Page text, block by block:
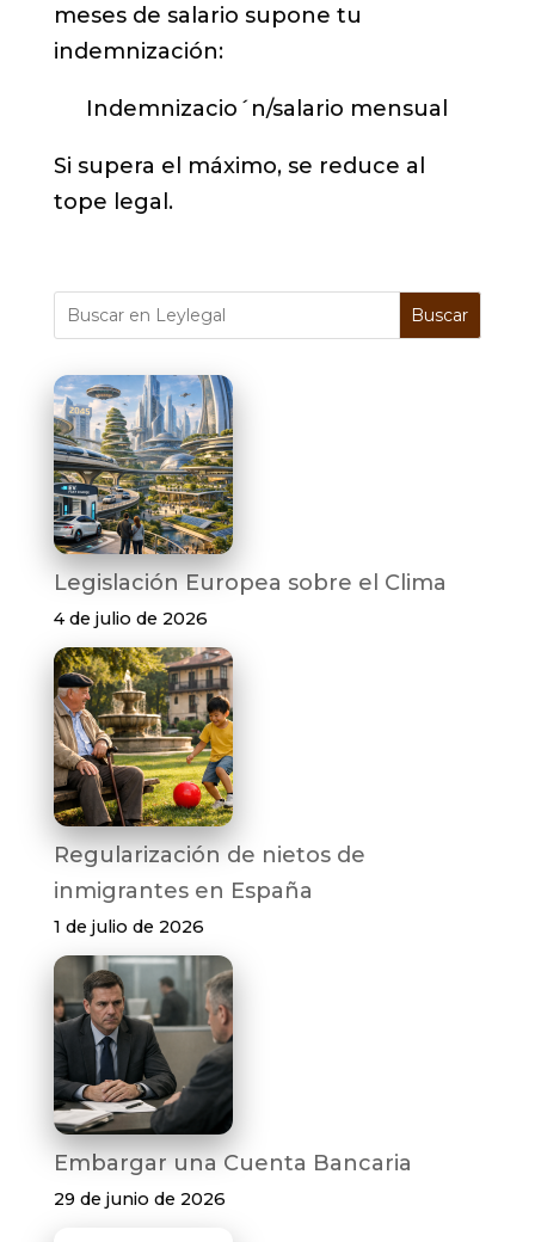
meses de salario supone tu
indemnización:
Indemnizacio ˊn/salario mensual
Si supera el máximo, se reduce al
tope legal.
Buscar
Legislación Europea sobre el Clima
4 de julio de 2026
Regularización de nietos de
inmigrantes en España
1 de julio de 2026
Embargar una Cuenta Bancaria
29 de junio de 2026